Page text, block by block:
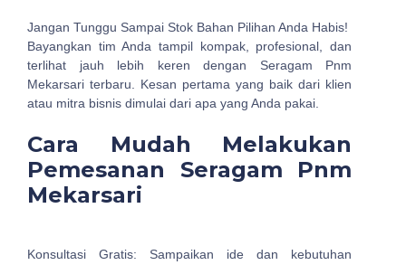
Jangan Tunggu Sampai Stok Bahan Pilihan Anda Habis!
Bayangkan tim Anda tampil kompak, profesional, dan
terlihat jauh lebih keren dengan Seragam Pnm
Mekarsari terbaru. Kesan pertama yang baik dari klien
atau mitra bisnis dimulai dari apa yang Anda pakai.
Cara Mudah Melakukan
Pemesanan Seragam Pnm
Mekarsari
Konsultasi Gratis: Sampaikan ide dan kebutuhan